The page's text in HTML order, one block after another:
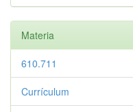
Materia
610.711
Currículum